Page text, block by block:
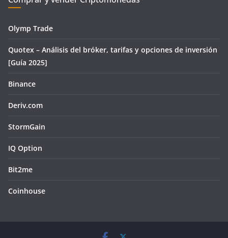
Olymp Trade
Quotex – Análisis del bróker, tarifas y opciones de inversión
[Guía 2025]
Binance
Deriv.com
StormGain
IQ Option
Bit2me
Coinhouse